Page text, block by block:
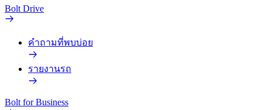
Bolt Drive
คำถามที่พบบ่อย
รายงานรถ
Bolt for Business